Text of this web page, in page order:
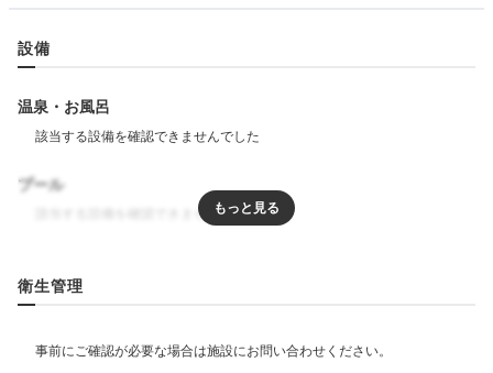
設備
温泉・お風呂
プール
エステ・マッサージ
飲食
衛生管理